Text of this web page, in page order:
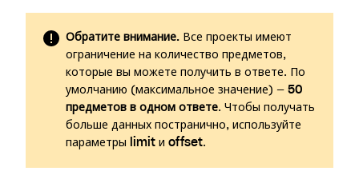
Обратите внимание. Все проекты имеют
ограничение на количество предметов,
которые вы можете получить в ответе. По
умолчанию (максимальное значение) — 50
предметов в одном ответе. Чтобы получать
больше данных постранично, используйте
параметры
limit и offset.